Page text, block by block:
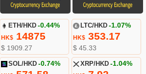
ETH/HKD -0.44%
HK$ 14875
$ 1909.27
LTC/HKD -1.07%
HK$353.17
$ 45.33
SOL/HKD -0.74% XRP/HKD -1.04%